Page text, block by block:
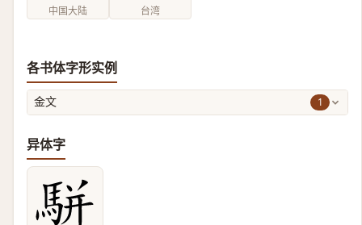
中国大陆 台湾
各书体字形实例
金文 1
异体字